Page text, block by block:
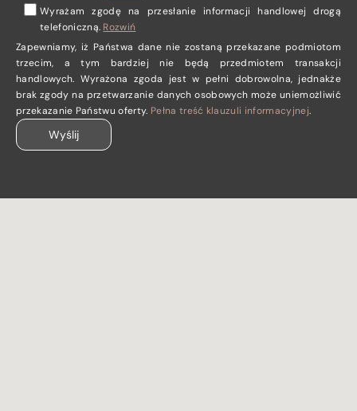
Wyrażam zgodęna przesłanie informacji handlowej drogą
telefoniczną. Rozwiń
Zapewniamy, iż Państwa dane nie zostaną przekazane podmiotom
trzecim, a tym bardziej nie będą przedmiotem transakcji
handlowych. Wyrażona zgoda jest w pełni dobrowolna, jednakże
brak zgody na przetwarzanie danych osobowych może uniemożliwić
przekazanie Państwu oferty. Pełna treść klauzuli informacyjnej.